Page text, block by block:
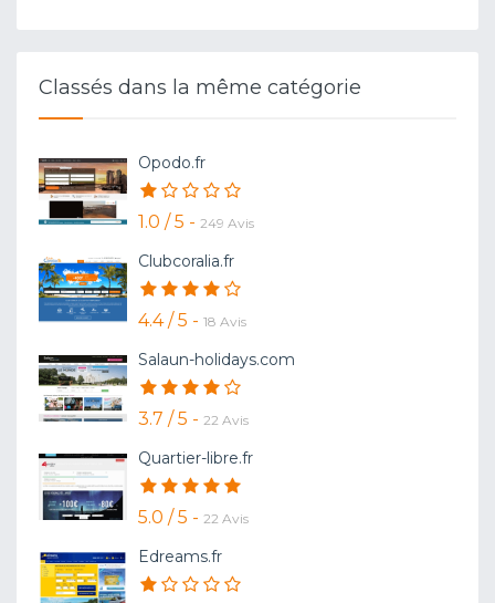
Classés dans la même catégorie
Opodo.fr
1.0 / 5 - 249 Avis
Clubcoralia.fr
4.4 / 5 - 18 Avis
Salaun-holidays.com
3.7 / 5 - 22 Avis
Quartier-libre.fr
5.0 / 5 - 22 Avis
Edreams.fr